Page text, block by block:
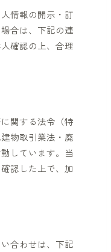
情報の開示・訂
合は、下記の連
確認の上、合理
関する法令（特
物取引業法・廃
しています。当
認した上で、加
合わせは、下記